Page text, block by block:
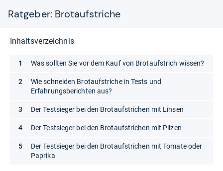
Ratgeber: Brotaufstriche
Inhaltsverzeichnis
Was sollten Sie vor dem Kauf von Brotaufstrich wissen?
Wie schneiden Brotaufstriche in Tests und
Erfahrungsberichten aus?
Der Testsieger bei den Brotaufstrichen mit Linsen
Der Testsieger bei den Brotaufstrichen mit Pilzen
Der Testsieger bei den Brotaufstrichen mit Tomate oder
Paprika